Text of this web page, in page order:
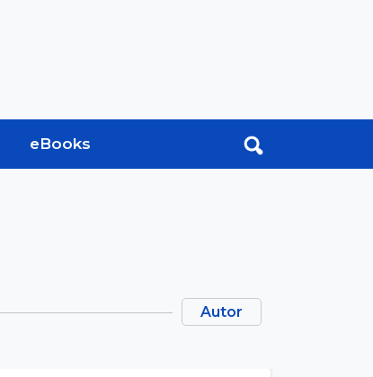
eBooks
Autor